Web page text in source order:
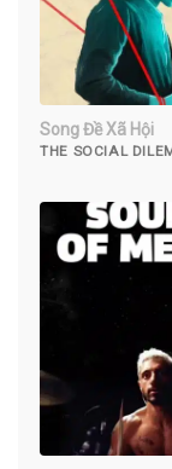
Song Đề Xã Hội
THE SOCIAL